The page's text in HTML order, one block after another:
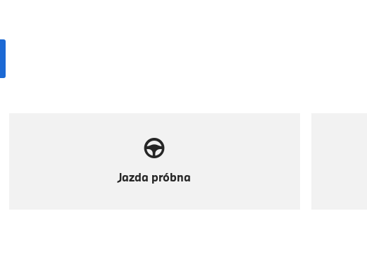
Jazda próbna